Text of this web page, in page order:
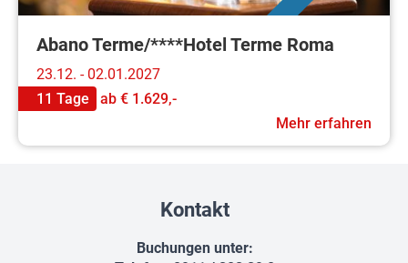
Abano Terme/****Hotel Terme Roma
23.12. - 02.01.2027
11 Tage
ab € 1.629,-
Mehr erfahren
Kontakt
Buchungen unter: